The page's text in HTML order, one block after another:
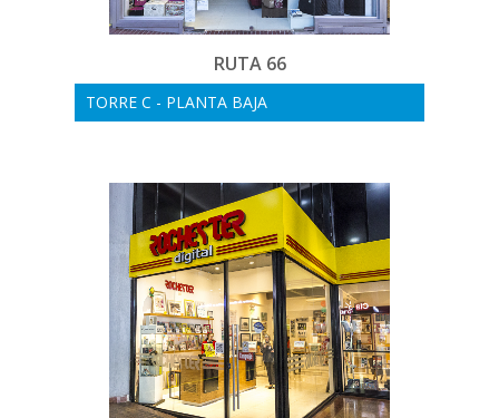
RUTA 66
TORRE C - PLANTA BAJA